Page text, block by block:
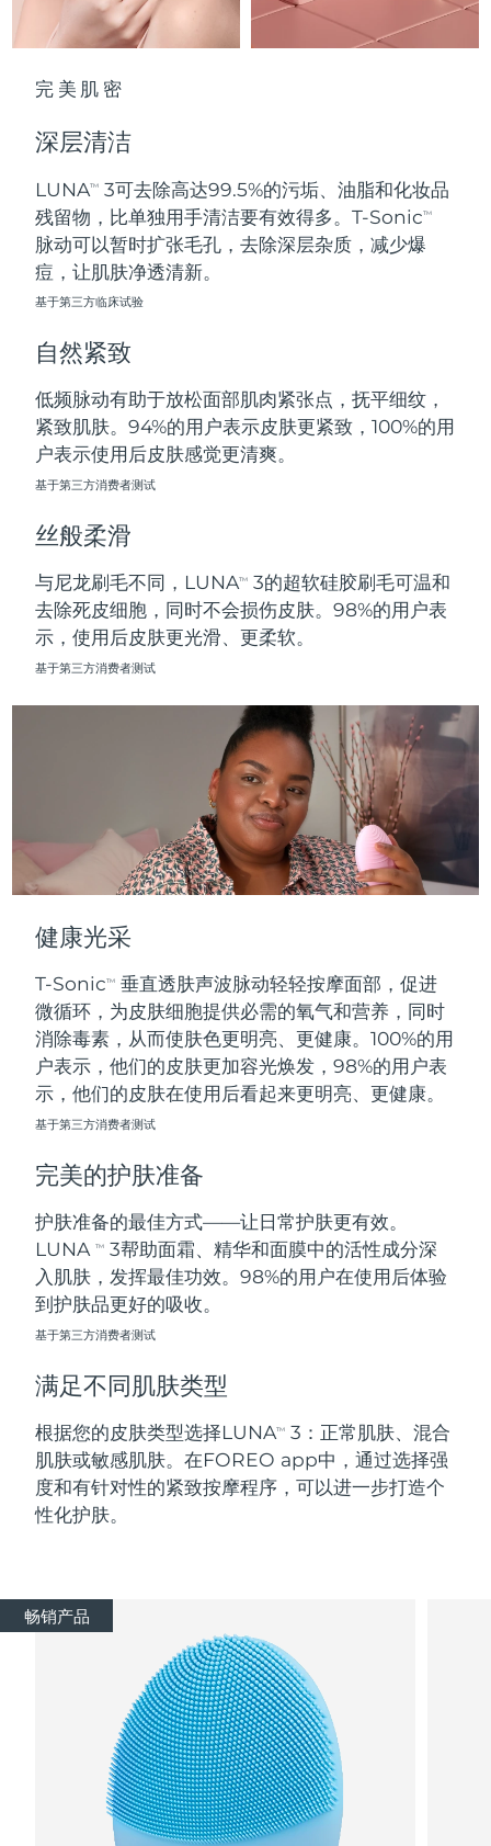
完美肌密
深层清洁
LUNATM
3可去除高达99.5%的污垢、油脂和化妆品
残留物，比单独用手清洁要有效得多。T-SonicTM
脉动可以暂时扩张毛孔，去除深层杂质，减少爆
痘，让肌肤净透清新。
基于第三方临床试验
自然紧致
低频脉动有助于放松面部肌肉紧张点，抚平细纹，
紧致肌肤。94%的用户表示皮肤更紧致，100%的用
户表示使用后皮肤感觉更清爽。
基于第三方消费者测试
丝般柔滑
与尼龙刷毛不同，LUNATM
3的超软硅胶刷毛可温和
去除死皮细胞，同时不会损伤皮肤。98%的用户表
示，使用后皮肤更光滑、更柔软。
基于第三方消费者测试
健康光采
T-SonicTM
垂直透肤声波脉动轻轻按摩面部，促进
微循环，为皮肤细胞提供必需的氧气和营养，同时
消除毒素，从而使肤色更明亮、更健康。100%的用
户表示，他们的皮肤更加容光焕发，98%的用户表
示，他们的皮肤在使用后看起来更明亮、更健康。
基于第三方消费者测试
完美的护肤准备
护肤准备的最佳方式——让日常护肤更有效。
LUNATM
3帮助面霜、精华和面膜中的活性成分深
入肌肤，发挥最佳功效。98%的用户在使用后体验
到护肤品更好的吸收。
基于第三方消费者测试
满足不同肌肤类型
根据您的皮肤类型选择LUNATM
3：正常肌肤、混合
肌肤或敏感肌肤。在FOREO app中，通过选择强
度和有针对性的紧致按摩程序，可以进一步打造个
性化护肤。
畅销产品
波兰 预计送达日期8/11/26
葡萄牙
波多黎各
卡塔尔 预计送达日期 8/11/26
留尼汪 预计送达日期 8/15/26
罗马尼亚
俄罗斯
沙特阿拉伯 预计送达日期8/11/26
新加坡
南非 预计送达日期8/18/26
韩国
预计送达日期 8/10/26
预计送达日期8/10/26
预计送达日期8/10/26
台湾 预计送达日期8/15/26
泰国
土耳其 预计送达日期8/11/26
阿拉伯联合酋长国 预计送达日期8/11/26
英国 预计送达日期8/10/26
美国
乌兹别克斯坦
越南 预计送达日期